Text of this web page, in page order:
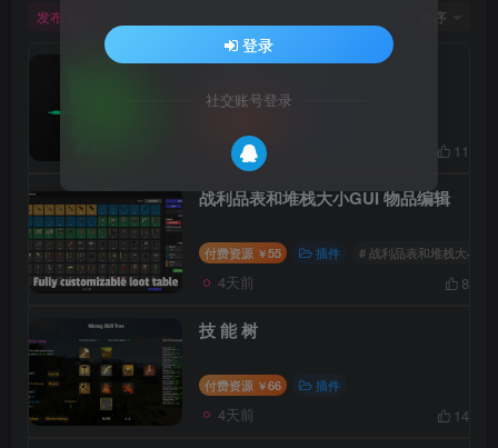
发布 排序
突袭基地 Raidable
4天前 11
战利品表和堆栈大小GUI 物品编辑
付费资源 ￥55 插件 # 战利品表和堆栈大小
4天前 8
技 能 树
付费资源 ￥66 插件
4天前 14
登录
社交账号登录